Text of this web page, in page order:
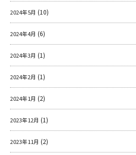
2024年5月 (10)
2024年4月 (6)
2024年3月 (1)
2024年2月 (1)
2024年1月 (2)
2023年12月 (1)
2023年11月 (2)